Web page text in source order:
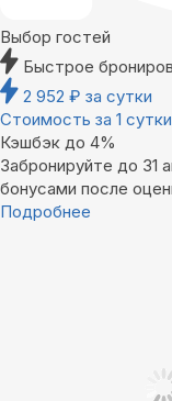
Выбор гостей
Быстрое
2 952 ₽ за сутки
Стоимость за 1
Кэшбэк до 4%
Забронируйте до 31
бонусами после
Подробнее